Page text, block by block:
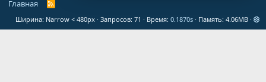
Главная
R
S
Ширина Запросов 71 Время 0.1870s Память 4.06MB